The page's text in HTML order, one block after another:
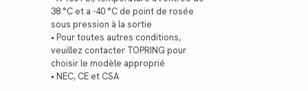
38 °C et a -40 °C de point de rosée
sous pression à la sortie
• Pour toutes autres conditions,
veuillez contacter TOPRING pour
choisir le modèle approprié
• NEC, CE et CSA